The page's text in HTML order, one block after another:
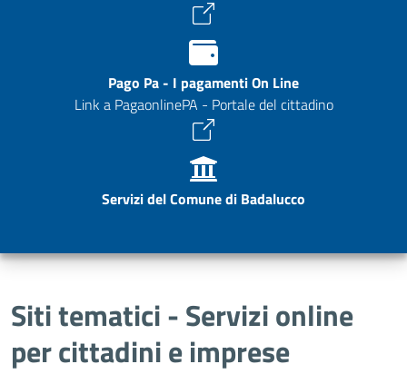
Pago Pa - I pagamenti On Line
Link a PagaonlinePA - Portale del cittadino
Servizi del Comune di Badalucco
Siti tematici - Servizi online
per cittadini e imprese